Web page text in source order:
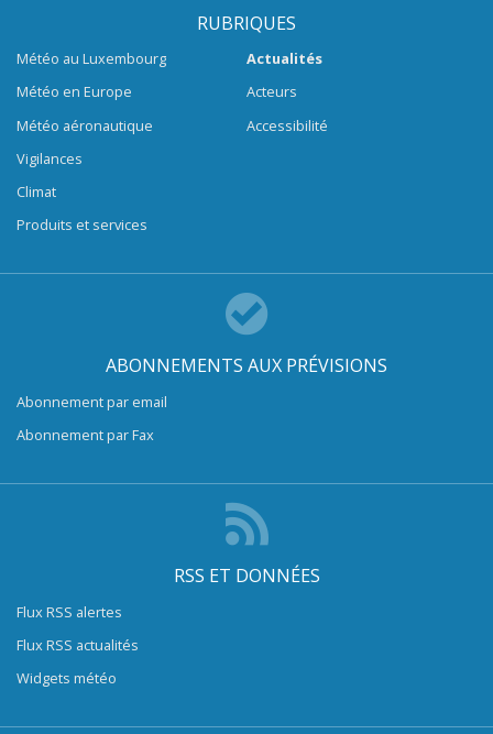
RUBRIQUES
Météo au Luxembourg
Météo en Europe
Météo aéronautique
Vigilances
Climat
Produits et services
Actualités
Acteurs
Accessibilité
ABONNEMENTS AUX PRÉVISIONS
Abonnement par email
Abonnement par Fax
RSS ET DONNÉES
Flux RSS alertes
Flux RSS actualités
Widgets météo